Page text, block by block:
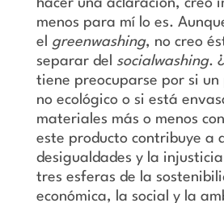
hacer una aclaración, creo
menos para mí lo es.
el greenwashing, no creo
separar del socialwashing.
tiene preocuparse por si un
no ecológico o si está
materiales más o menos
este producto contribuye a
desigualdades y la injusticia
tres esferas de la
económica, la social y la